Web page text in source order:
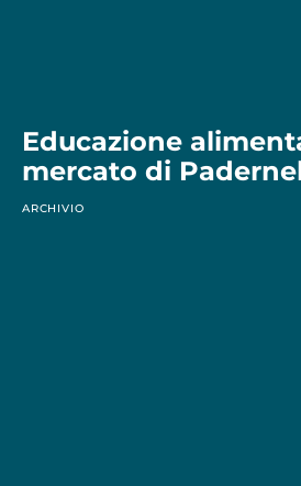
Educazione
mercato di
ARCHIVIO